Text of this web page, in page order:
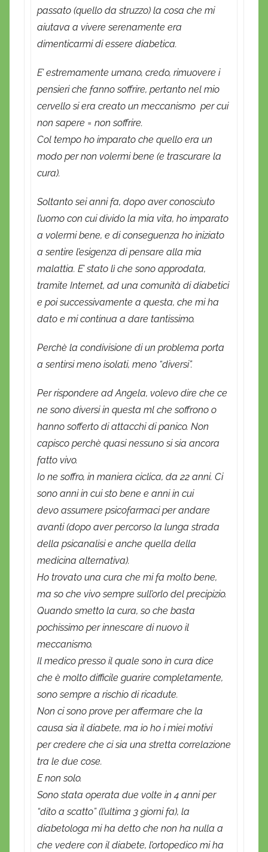
passato (quello da struzzo) la cosa che mi
aiutava a vivere serenamente era
dimenticarmi di essere diabetica.
E’ estremamente umano, credo, rimuovere i
pensieri che fanno soffrire, pertanto nel mio
cervello si era creato un meccanismo per cui
non sapere = non soffrire.
Col tempo ho imparato che quello era un
modo per non volermi bene (e trascurare la
cura).
Soltanto sei anni fa, dopo aver conosciuto
l’uomo con cui divido la mia vita, ho imparato
a volermi bene, e di conseguenza ho iniziato
a sentire l’esigenza di pensare alla mia
malattia. E’ stato lì che sono approdata,
tramite Internet, ad una comunità di diabetici
e poi successivamente a questa, che mi ha
dato e mi continua a dare tantissimo.
Perchè la condivisione di un problema porta
a sentirsi meno isolati, meno “diversi”.
Per rispondere ad Angela, volevo dire che ce
ne sono diversi in questa ml che soffrono o
hanno sofferto di attacchi di panico. Non
capisco perchè quasi nessuno si sia ancora
fatto vivo.
Io ne soffro, in maniera ciclica, da 22 anni. Ci
sono anni in cui sto bene e anni in cui
devo assumere psicofarmaci per andare
avanti (dopo aver percorso la lunga strada
della psicanalisi e anche quella della
medicina alternativa).
Ho trovato una cura che mi fa molto bene,
ma so che vivo sempre sull’orlo del precipizio.
Quando smetto la cura, so che basta
pochissimo per innescare di nuovo il
meccanismo.
Il medico presso il quale sono in cura dice
che è molto difficile guarire completamente,
sono sempre a rischio di ricadute.
Non ci sono prove per affermare che la
causa sia il diabete, ma io ho i miei motivi
per credere che ci sia una stretta correlazione
tra le due cose.
E non solo.
Sono stata operata due volte in 4 anni per
“dito a scatto” (l’ultima 3 giorni fa), la
diabetologa mi ha detto che non ha nulla a
che vedere con il diabete, l’ortopedico mi ha